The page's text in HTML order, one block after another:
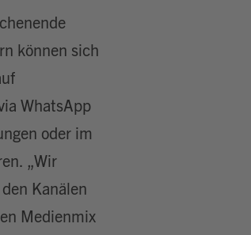
können sich
WhatsApp
oder im
„Wir
Kanälen
Medienmix